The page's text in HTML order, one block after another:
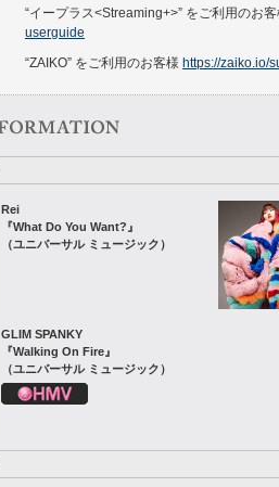
“イープラス<Streaming+>” をご利用のお
userguide
“ZAIKO” をご利用のお客様 https://zaiko.io/
Rei
『What Do You Want?』
（ユニバーサル ミュージック）
GLIM SPANKY
『Walking On Fire』
（ユニバーサル ミュージック）